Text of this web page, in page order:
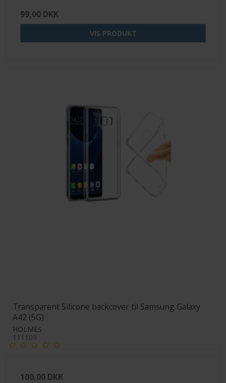
99,00 DKK
VIS PRODUKT
Transparent Silicone backcover til Samsung Galaxy
A42 (5G)
HOLMES
111109
100,00 DKK